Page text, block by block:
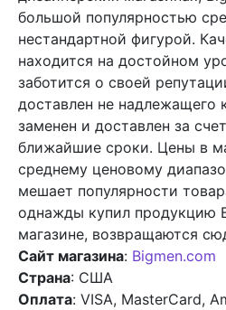
большой популярностью
нестандартной фигурой.
находится на достойном
заботится о своей
доставлен не надлежащего
заменен и доставлен за
ближайшие сроки. Цены в
среднему ценовому
мешает популярности
однажды купил продукцию
магазине, возвращаются
Сайт магазина: Bigmen.com
Страна: США
Оплата: VISA, MasterCard,